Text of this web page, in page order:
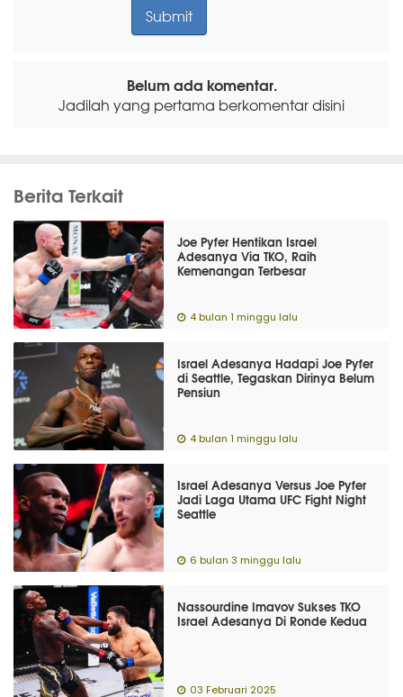
Belum ada komentar.
Jadilah yang pertama berkomentar disini
Berita Terkait
Joe Pyfer Hentikan Israel
Adesanya Via TKO, Raih
Kemenangan Terbesar
4 bulan 1 minggu lalu
Israel Adesanya Hadapi Joe Pyfer
di Seattle, Tegaskan Dirinya Belum
Pensiun
4 bulan 1 minggu lalu
Israel Adesanya Versus Joe Pyfer
Jadi Laga Utama UFC Fight Night
Seattle
6 bulan 3 minggu lalu
Nassourdine Imavov Sukses TKO
Israel Adesanya Di Ronde Kedua
03 Februari 2025